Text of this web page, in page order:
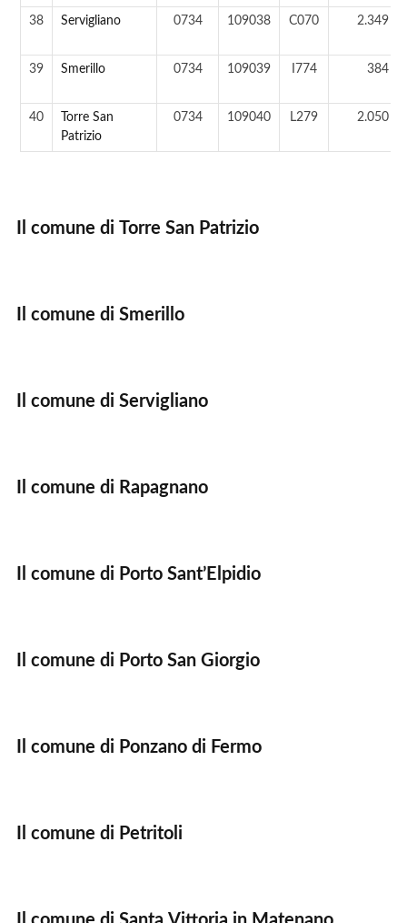
38 Servigliano 0734 109038 C070 2.349 ab
39 Smerillo 0734 109039 I774 384 ab
40
Torre San
Patrizio
0734 109040 L279 2.050 ab
Il comune di Torre San Patrizio
Il comune di Smerillo
Il comune di Servigliano
Il comune di Rapagnano
Il comune di Porto Sant’Elpidio
Il comune di Porto San Giorgio
Il comune di Ponzano di Fermo
Il comune di Petritoli